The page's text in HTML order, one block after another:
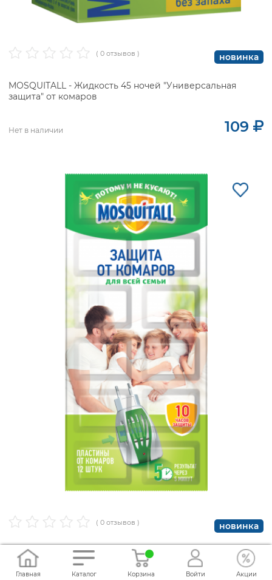
( 0 отзывов ) новинка
MOSQUITALL - Жидкость 45 ночей "Универсальная
защита" от комаров
Нет в наличии 109
( 0 отзывов ) новинка
MOSQUITALL - Пластины 10+2 шт. "ЗАЩИТА ДЛЯ ВСЕЙ
СЕМЬИ" от комаров NEW
Главная Каталог Корзина Войти Акции